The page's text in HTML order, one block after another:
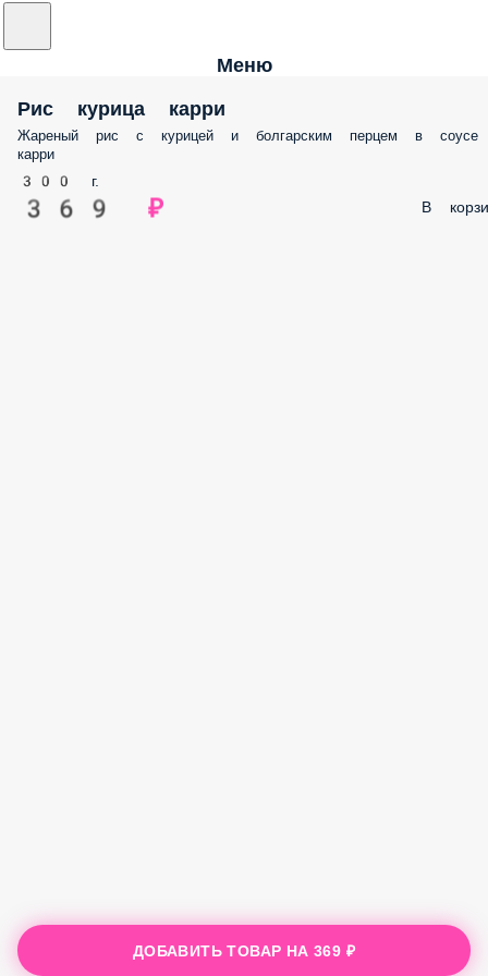
Меню
Рис курица карри
Жареный рис с курицей и болгарским перцем в соусе карри
300 г.
369 ₽
ДОБАВИТЬ ТОВАР НА369 ₽